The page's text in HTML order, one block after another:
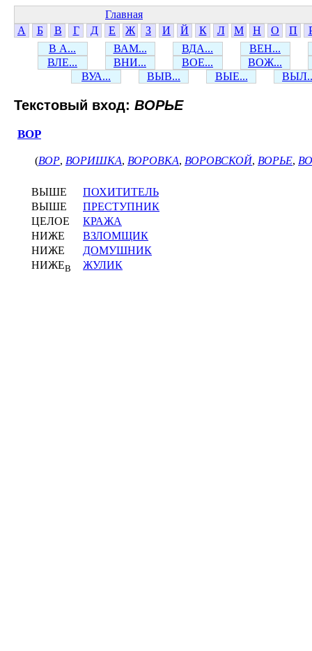
Главная
А
Б В Г Д Е Ж З И Й К Л М Н О П
В А...
ВАМ... ВДА...
ВЕН...
ВЛЕ...
ВНИ... ВОЕ...
ВОЖ...
ВУА...
ВЫВ... ВЫЕ...
Текстовый вход: ВОРЬЕ
ВОР
(ВОР, ВОРИШКА, ВОРОВКА, ВОРОВСКОЙ, ВОРЬЕ,
ВЫШЕ
ПОХИТИТЕЛЬ
ВЫШЕ
ПРЕСТУПНИК
ЦЕЛОЕ
КРАЖА
НИЖЕ
ВЗЛОМЩИК
НИЖЕ
ДОМУШНИК
НИЖЕВ ЖУЛИК